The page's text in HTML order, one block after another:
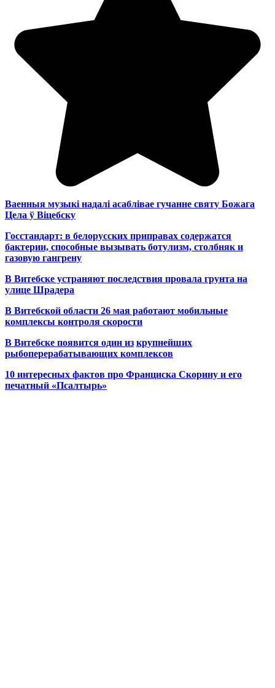
Ваенныя музыкі надалі асаблівае гучанне святу Божага
Цела ў Віцебску
Госстандарт: в белорусских приправах содержатся
бактерии, способные вызывать ботулизм, столбняк и
газовую гангрену
В Витебске устраняют последствия провала грунта на
улице Шрадера
В Витебской области 26 мая работают мобильные
комплексы контроля скорости
В Витебске появится один из крупнейших
рыбоперерабатывающих комплексов
10 интересных фактов про Франциска Скорину и его
печатный «Псалтырь»